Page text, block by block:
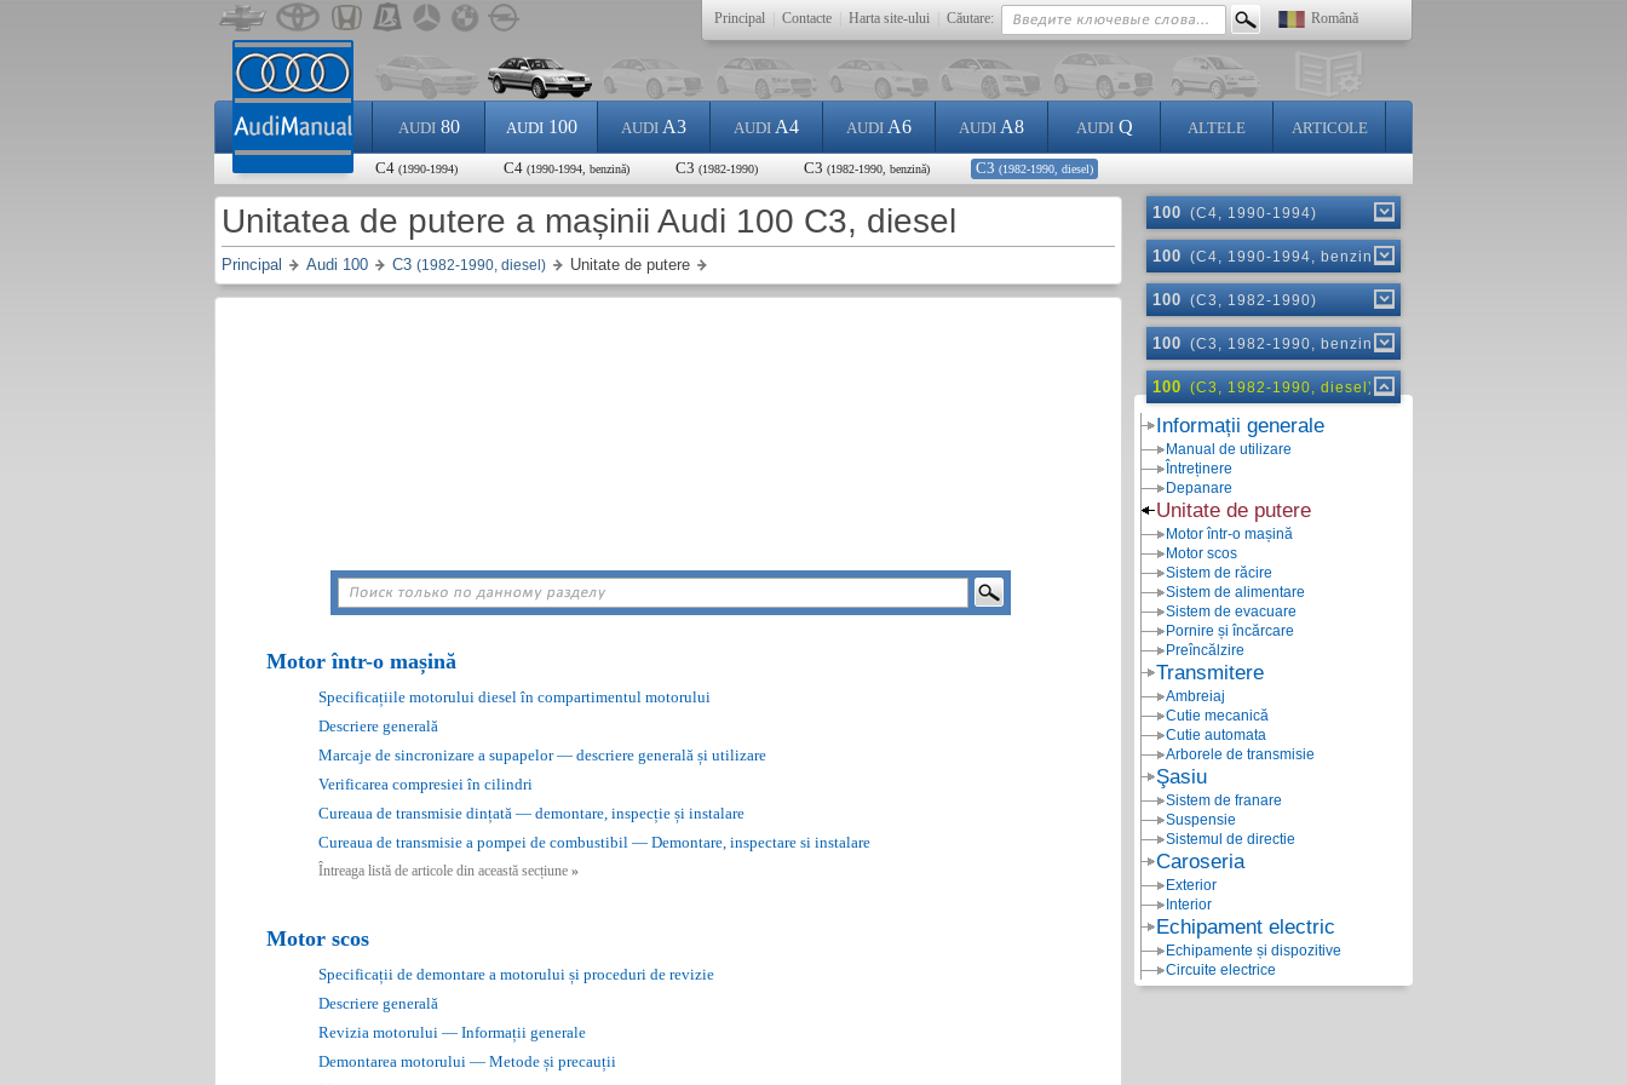
Principal Contacte Harta site-ului Căutare: Română
AUDI80 AUDI100 AUDI A3 AUDI A4 AUDI A6 AUDI A8 AUDIQ ALTELE ARTICOLE
C4 (1990-1994) C4 (1990-1994, benzină) C3 (1982-1990) C3 (1982-1990, benzină) C3 (1982-1990, diesel)
Unitatea de putere a mașinii Audi 100 C3, diesel
Principal Audi 100 C3 (1982-1990, diesel) Unitate de putere
Motor într-o mașină
Specificațiile motorului diesel în compartimentul motorului
Descriere generală
Marcaje de sincronizare a supapelor — descriere generală și utilizare
Verificarea compresiei în cilindri
Cureaua de transmisie dințată — demontare, inspecție și instalare
Cureaua de transmisie a pompei de combustibil — Demontare, inspectare si instalare
Întreaga listă de articole din această secțiune »
Motor scos
Specificații de demontare a motorului și proceduri de revizie
Descriere generală
Revizia motorului — Informații generale
Demontarea motorului — Metode și precauții
100 (C4, 1990-1994)
100 (C4, 1990-1994, benzină)
100 (C3, 1982-1990)
100 (C3, 1982-1990, benzină)
100 (C3, 1982-1990, diesel)
Informații generale
Manual de utilizare
Întreținere
Depanare
Unitate de putere
Motor într-o mașină
Motor scos
Sistem de răcire
Sistem de alimentare
Sistem de evacuare
Pornire și încărcare
Preîncălzire
Transmitere
Ambreiaj
Cutie mecanică
Cutie automata
Arborele de transmisie
Şasiu
Sistem de franare
Suspensie
Sistemul de directie
Caroseria
Exterior
Interior
Echipament electric
Echipamente și dispozitive
Circuite electrice